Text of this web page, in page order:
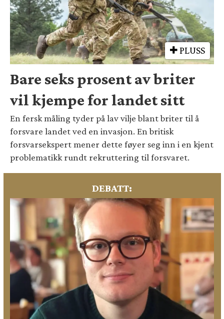
PLUSS
Bare seks prosent av briter
vil kjempe for landet sitt
En fersk måling tyder på lav vilje blant briter til å
forsvare landet ved en invasjon. En britisk
forsvarsekspert mener dette føyer seg inn i en kjent
problematikk rundt rekruttering til forsvaret.
DEBATT: